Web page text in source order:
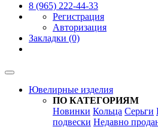
8 (965) 222-44-33
Регистрация
Авторизация
Закладки (0)
Ювелирные изделия
ПО КАТЕГОРИЯМ
Новинки Кольца Серьги
подвески Недавно